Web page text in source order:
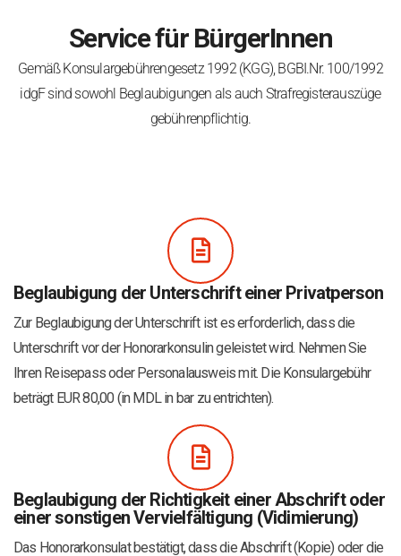
Service für BürgerInnen
Gemäß Konsulargebührengesetz 1992 (KGG), BGBI.Nr. 100/1992
idgF sind sowohl Beglaubigungen als auch Strafregisterauszüge
gebührenpflichtig.
Beglaubigung der Unterschrift einer Privatperson
Zur Beglaubigung der Unterschrift ist es erforderlich, dass die
Unterschrift vor der Honorarkonsulin geleistet wird. Nehmen Sie
Ihren Reisepass oder Personalausweis mit. Die Konsulargebühr
beträgt EUR 80,00 (in MDL in bar zu entrichten).
Beglaubigung der Richtigkeit einer Abschrift oder
einer sonstigen Vervielfältigung (Vidimierung)
Das Honorarkonsulat bestätigt, dass die Abschrift (Kopie) oder die